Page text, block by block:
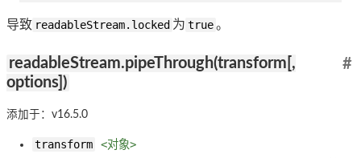
导致 readableStream.locked 为 true。
readableStream.pipeThrough(transform[,
options])
#
添加于：v16.5.0
transform
<对象>